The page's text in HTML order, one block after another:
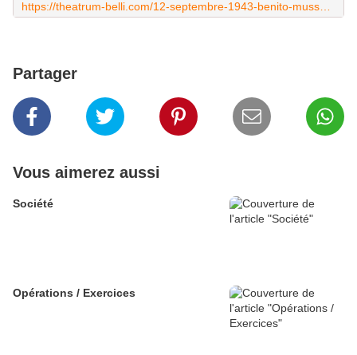
Partager
Vous aimerez aussi
Société
Opérations / Exercices